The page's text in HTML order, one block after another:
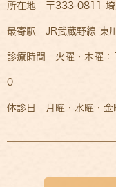
所在地 〒333-0811 埼
最寄駅 JR武蔵野線 東
診療時間 火曜・木曜
0
休診日 月曜・水曜・金